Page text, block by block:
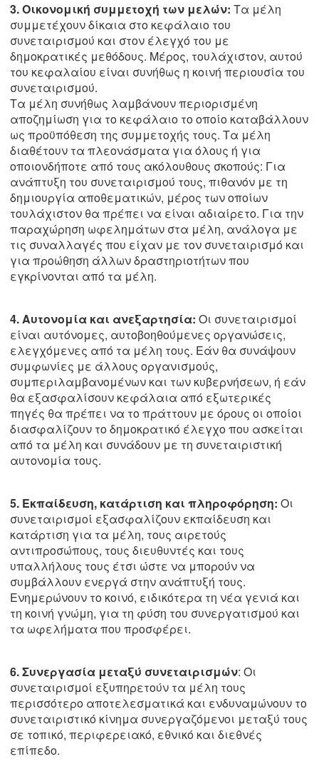
3. Οικονομική συμμετοχή των μελών: Τα μέλη
συμμετέχουν δίκαια στο κεφάλαιο του
συνεταιρισμού και στον έλεγχό του με
δημοκρατικές μεθόδους. Μέρος, τουλάχιστον, αυτού
του κεφαλαίου είναι συνήθως η κοινή περιουσία του
συνεταιρισμού.
Τα μέλη συνήθως λαμβάνουν περιορισμένη
αποζημίωση για το κεφάλαιο το οποίο καταβάλλουν
ως προϋπόθεση της συμμετοχής τους. Τα μέλη
διαθέτουν τα πλεονάσματα για όλους ή για
οποιονδήποτε από τους ακόλουθους σκοπούς: Για
ανάπτυξη του συνεταιρισμού τους, πιθανόν με τη
δημιουργία αποθεματικών, μέρος των οποίων
τουλάχιστον θα πρέπει να είναι αδιαίρετο. Για την
παραχώρηση ωφελημάτων στα μέλη, ανάλογα με
τις συναλλαγές που είχαν με τον συνεταιρισμό και
για προώθηση άλλων δραστηριοτήτων που
εγκρίνονται από τα μέλη.
4. Αυτονομία και ανεξαρτησία: Οι συνεταιρισμοί
είναι αυτόνομες, αυτοβοηθούμενες οργανώσεις,
ελεγχόμενες από τα μέλη τους. Εάν θα συνάψουν
συμφωνίες με άλλους οργανισμούς,
συμπεριλαμβανομένων και των κυβερνήσεων, ή εάν
θα εξασφαλίσουν κεφάλαια από εξωτερικές
πηγές θα πρέπει να το πράττουν με όρους οι οποίοι
διασφαλίζουν το δημοκρατικό έλεγχο που ασκείται
από τα μέλη και συνάδουν με τη συνεταιριστική
αυτονομία τους.
5. Εκπαίδευση, κατάρτιση και πληροφόρηση: Οι
συνεταιρισμοί εξασφαλίζουν εκπαίδευση και
κατάρτιση για τα μέλη, τους αιρετούς
αντιπροσώπους, τους διευθυντές και τους
υπαλλήλους τους έτσι ώστε να μπορούν να
συμβάλλουν ενεργά στην ανάπτυξή τους.
Ενημερώνουν το κοινό, ειδικότερα τη νέα γενιά και
τη κοινή γνώμη, για τη φύση του συνεργατισμού και
τα ωφελήματα που προσφέρει.
6. Συνεργασία μεταξύ συνεταιρισμών: Οι
συνεταιρισμοί εξυπηρετούν τα μέλη τους
περισσότερο αποτελεσματικά και ενδυναμώνουν το
συνεταιριστικό κίνημα συνεργαζόμενοι μεταξύ τους
σε τοπικό, περιφερειακό, εθνικό και διεθνές
επίπεδο.